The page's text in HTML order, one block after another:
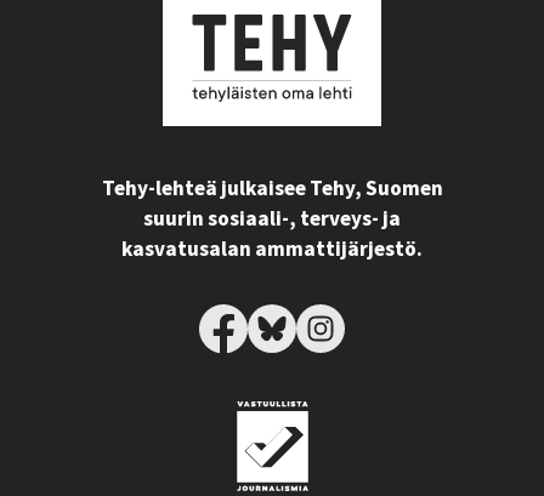
Tehy-lehteä julkaisee Tehy, Suomen
suurin sosiaali-, terveys- ja
kasvatusalan ammattijärjestö.